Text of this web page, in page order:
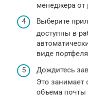
менеджера от
Выберите
доступны в
виде
Дождитесь
Это занимает
объема почты